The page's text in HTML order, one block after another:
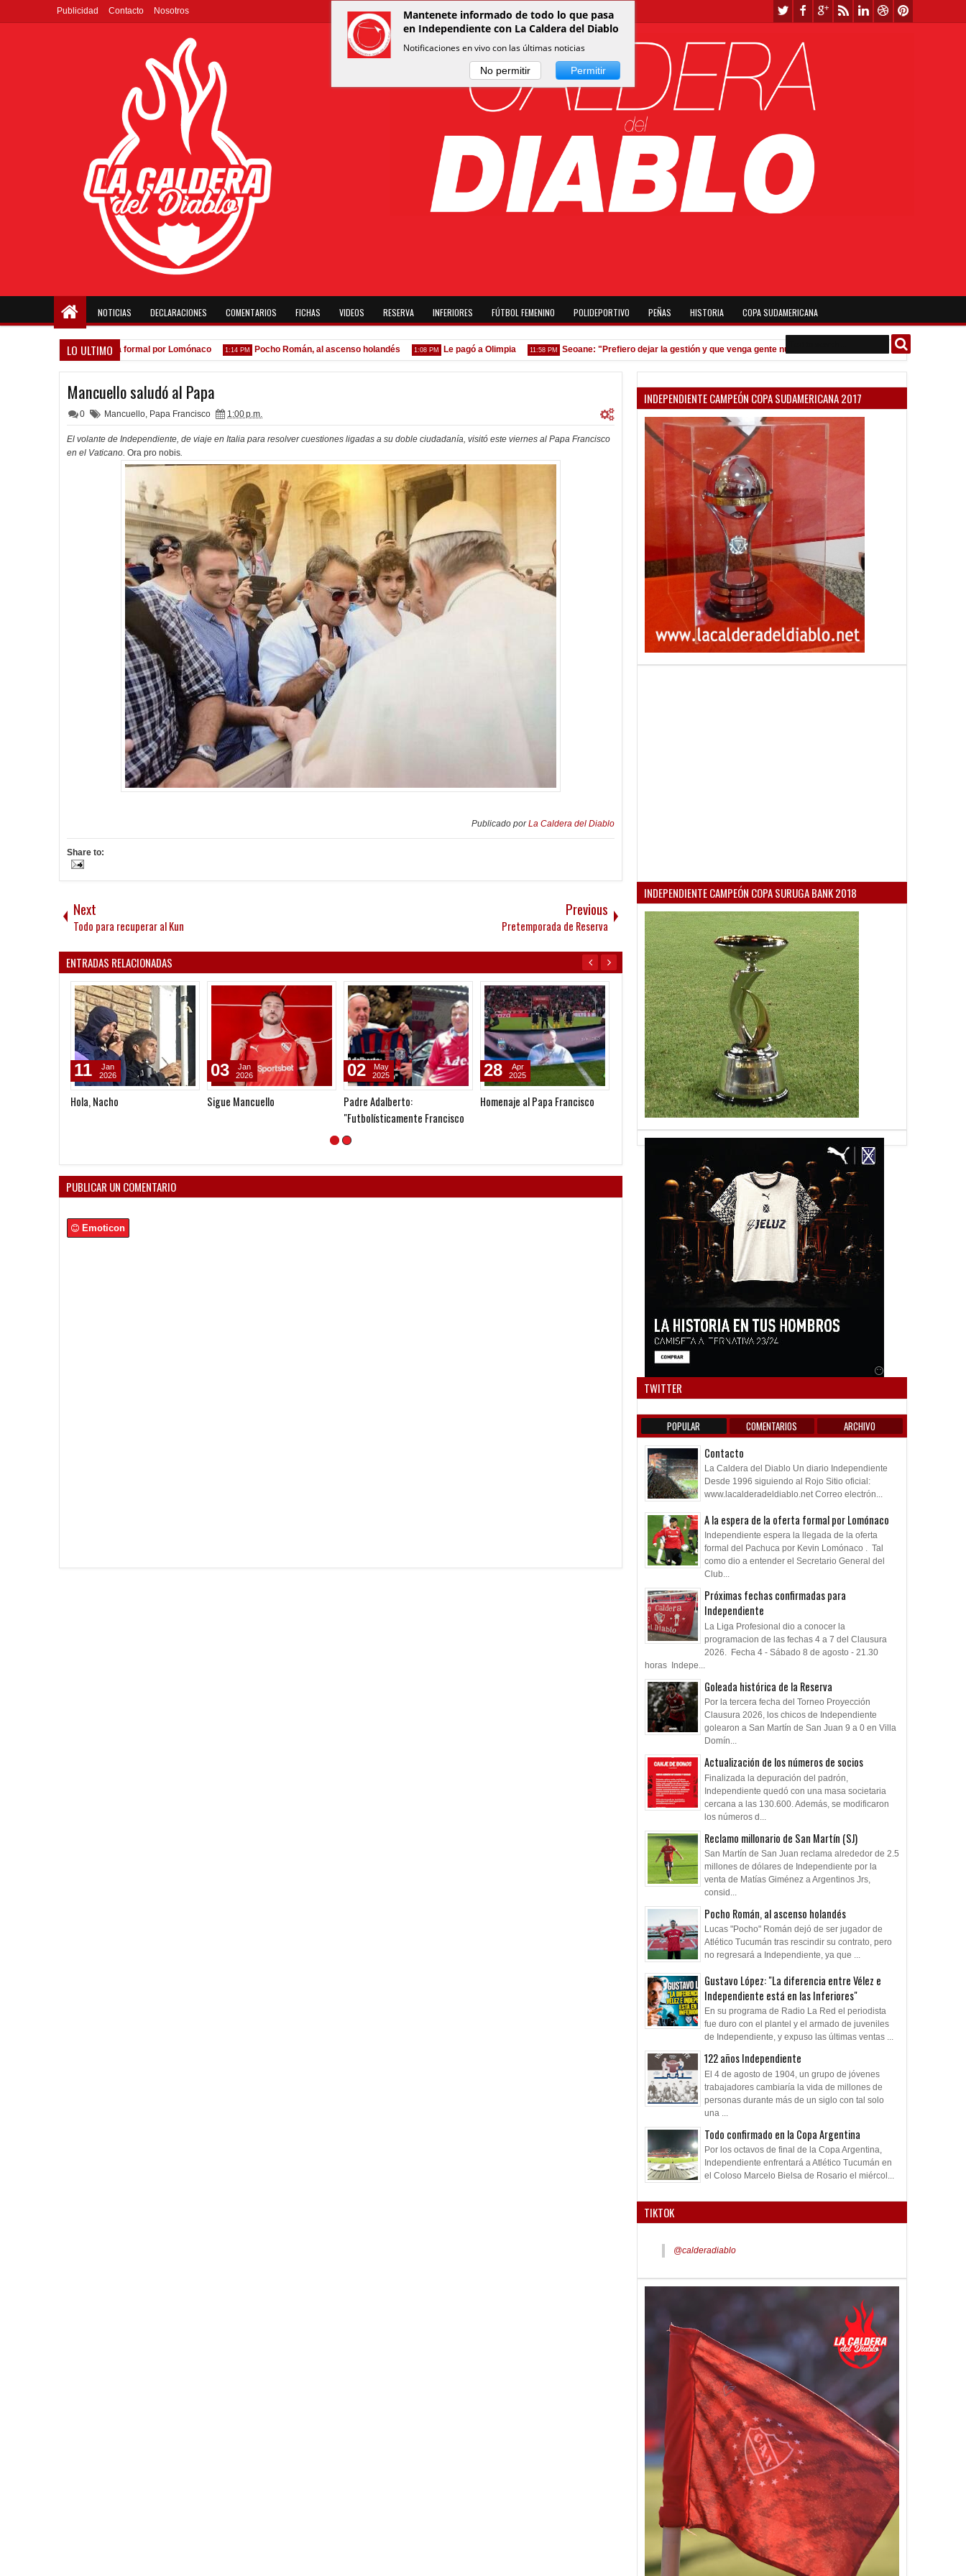
Publicidad Contacto Nosotros
NOTICIAS DECLARACIONES COMENTARIOS FICHAS VIDEOS RESERVA INFERIORES FÚTBOL FEMENINO POLIDEPORTIVO PEÑAS HISTORIA COPA SUDAMERICANA
LO ULTIMO
A la espera de la oferta formal por Lomónaco 1:14 PM Pocho Román, al ascenso holandés 1:08 PM Le pagó a Olimpia 11:58 PM Seoane: "Prefiero dejar la gestión y que venga gente nueva" Todo confirmado en la Copa
Mancuello saludó al Papa
0 Mancuello, Papa Francisco 1:00 p.m.
El volante de Independiente, de viaje en Italia para resolver cuestiones ligadas a su doble ciudadanía, visitó este viernes al Papa Francisco
en el Vaticano. Ora pro nobis.
Publicado porLa Caldera del Diablo
Share to:
Next
Todo para recuperar al Kun
Previous
Pretemporada de Reserva
ENTRADAS RELACIONADAS
Hola, Nacho
11
Jan
2026
Sigue Mancuello
03
Jan
2026
Padre Adalberto:
"Futbolísticamente Francisco
era picante"
02
May
2025
Homenaje al Papa Francisco
28
Apr
2025
Cedrés, también al Globo
Jul
2026
Rescindió Mancuello
26
Jun
2026
PUBLICAR UN COMENTARIO
Emoticon
INDEPENDIENTE CAMPEÓN COPA SUDAMERICANA 2017
INDEPENDIENTE CAMPEÓN COPA SURUGA BANK 2018
TWITTER
POPULAR COMENTARIOS ARCHIVO
Contacto
La Caldera del Diablo Un diario Independiente
Desde 1996 siguiendo al Rojo Sitio oficial:
www.lacalderadeldiablo.net Correo electrón...
A la espera de la oferta formal por Lomónaco
Independiente espera la llegada de la oferta
formal del Pachuca por Kevin Lomónaco . Tal
como dio a entender el Secretario General del
Club...
Próximas fechas confirmadas para
Independiente
La Liga Profesional dio a conocer la
programacion de las fechas 4 a 7 del Clausura
2026. Fecha 4 - Sábado 8 de agosto - 21.30
horas Indepe...
Goleada histórica de la Reserva
Por la tercera fecha del Torneo Proyección
Clausura 2026, los chicos de Independiente
golearon a San Martín de San Juan 9 a 0 en Villa
Domín...
Actualización de los números de socios
Finalizada la depuración del padrón,
Independiente quedó con una masa societaria
cercana a las 130.600. Además, se modificaron
los números d...
Reclamo millonario de San Martín (SJ)
San Martín de San Juan reclama alrededor de 2.5
millones de dólares de Independiente por la
venta de Matías Giménez a Argentinos Jrs,
consid...
Pocho Román, al ascenso holandés
Lucas "Pocho" Román dejó de ser jugador de
Atlético Tucumán tras rescindir su contrato, pero
no regresará a Independiente, ya que ...
Gustavo López: "La diferencia entre Vélez e
Independiente está en las Inferiores"
En su programa de Radio La Red el periodista
fue duro con el plantel y el armado de juveniles
de Independiente, y expuso las últimas ventas ...
122 años Independiente
El 4 de agosto de 1904, un grupo de jóvenes
trabajadores cambiaría la vida de millones de
personas durante más de un siglo con tal solo
una ...
Todo confirmado en la Copa Argentina
Por los octavos de final de la Copa Argentina,
Independiente enfrentará a Atlético Tucumán en
el Coloso Marcelo Bielsa de Rosario el miércol...
TIKTOK
@calderadiablo
Mantenete informado de todo lo que pasa
en Independiente con La Caldera del Diablo
Notificaciones en vivo con las últimas noticias
No permitir Permitir